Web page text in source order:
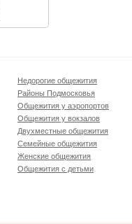
Недорогие общежития
Районы Подмосковья
Общежития у аэропортов
Общежития у вокзалов
Двухместные общежития
Семейные общежития
Женские общежития
Общежития с детьми